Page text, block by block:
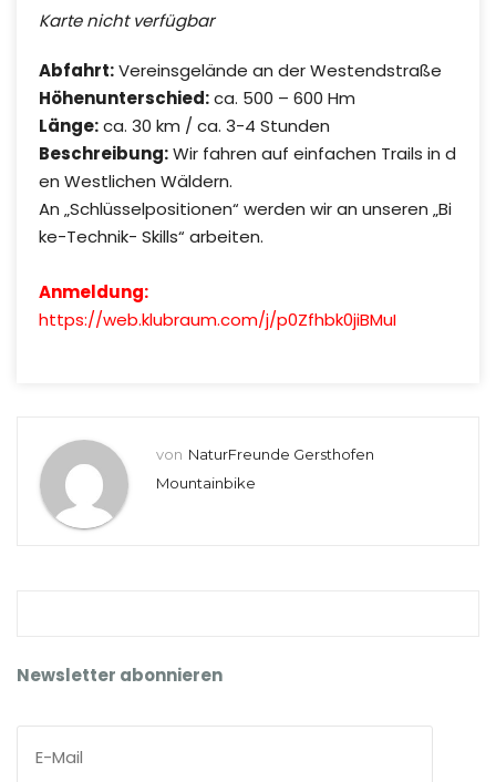
Karte nicht verfügbar
Abfahrt:Vereinsgelände an der Westendstraße
Höhenunterschied:ca. 500 – 600 Hm
Länge:ca. 30 km / ca. 3-4 Stunden
Beschreibung:Wir fahren auf einfachen Trails in d
en Westlichen Wäldern.
An „Schlüsselpositionen“ werden wir an unseren „Bi
ke-Technik- Skills“ arbeiten.
Anmeldung:
https://web.klubraum.com/j/p0Zfhbk0jiBMuI
von NaturFreunde Gersthofen
Mountainbike
Newsletter abonnieren